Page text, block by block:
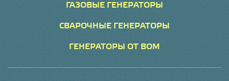
ГАЗОВЫЕ ГЕНЕРАТОРЫ
СВАРОЧНЫЕ ГЕНЕРАТОРЫ
ГЕНЕРАТОРЫ ОТ ВОМ